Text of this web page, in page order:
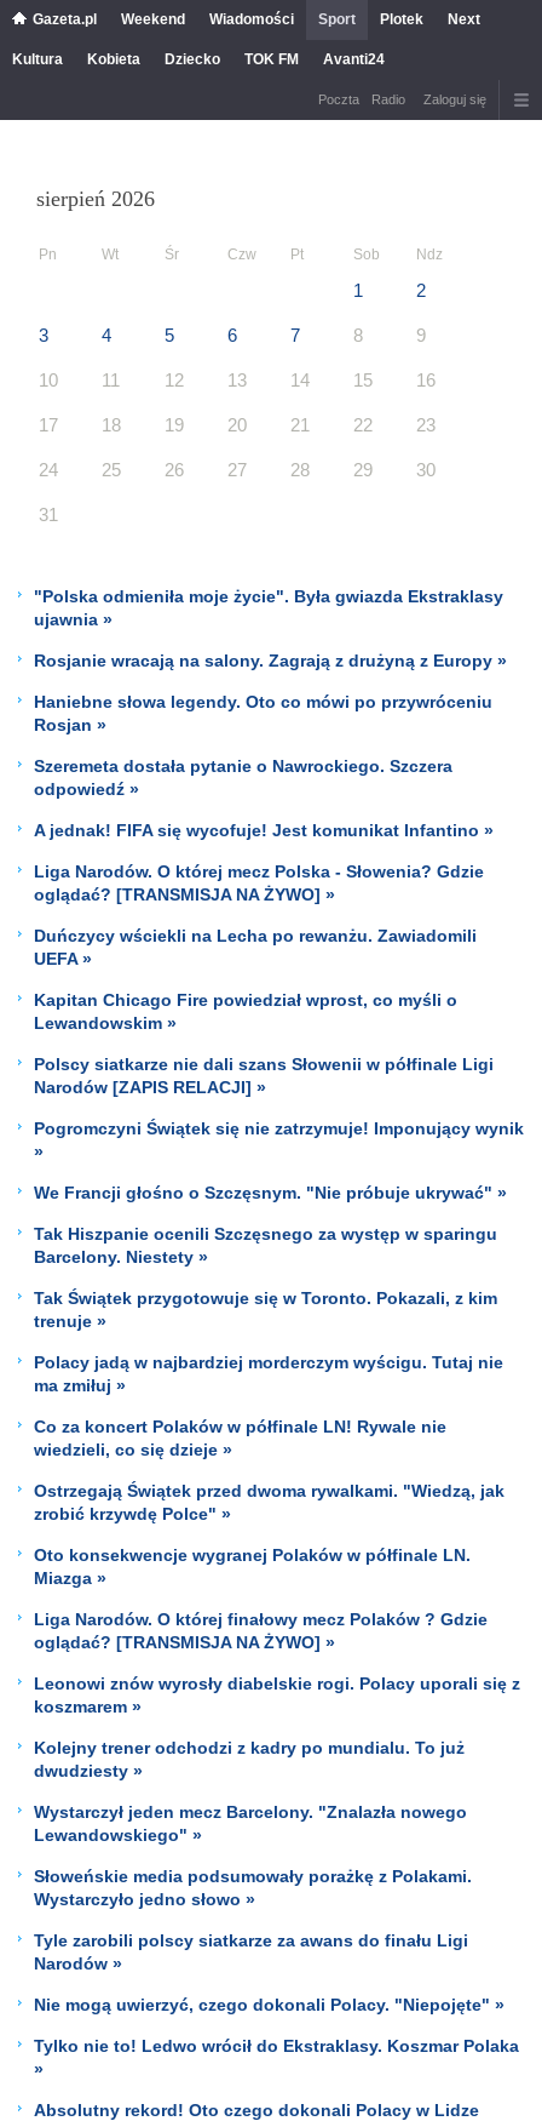
Gazeta.pl Weekend Wiadomości Sport Plotek Next
Kultura Kobieta Dziecko TOK FM Avanti24
Poczta Radio Zaloguj się
sierpień 2026
Pn Wt Śr Czw Pt Sob Ndz
1 2
3 4 5 6 7 8 9
10 11 12 13 14 15 16
17 18 19 20 21 22 23
24 25 26 27 28 29 30
31
"Polska odmieniła moje życie". Była gwiazda Ekstraklasy
ujawnia »
Rosjanie wracają na salony. Zagrają z drużyną z Europy »
Haniebne słowa legendy. Oto co mówi po przywróceniu
Rosjan »
Szeremeta dostała pytanie o Nawrockiego. Szczera
odpowiedź »
A jednak! FIFA się wycofuje! Jest komunikat Infantino »
Liga Narodów. O której mecz Polska - Słowenia? Gdzie
oglądać? [TRANSMISJA NA ŻYWO] »
Duńczycy wściekli na Lecha po rewanżu. Zawiadomili
UEFA »
Kapitan Chicago Fire powiedział wprost, co myśli o
Lewandowskim »
Polscy siatkarze nie dali szans Słowenii w półfinale Ligi
Narodów [ZAPIS RELACJI] »
Pogromczyni Świątek się nie zatrzymuje! Imponujący wynik
»
We Francji głośno o Szczęsnym. "Nie próbuje ukrywać" »
Tak Hiszpanie ocenili Szczęsnego za występ w sparingu
Barcelony. Niestety »
Tak Świątek przygotowuje się w Toronto. Pokazali, z kim
trenuje »
Polacy jadą w najbardziej morderczym wyścigu. Tutaj nie
ma zmiłuj »
Co za koncert Polaków w półfinale LN! Rywale nie
wiedzieli, co się dzieje »
Ostrzegają Świątek przed dwoma rywalkami. "Wiedzą, jak
zrobić krzywdę Polce" »
Oto konsekwencje wygranej Polaków w półfinale LN.
Miazga »
Liga Narodów. O której finałowy mecz Polaków ? Gdzie
oglądać? [TRANSMISJA NA ŻYWO] »
Leonowi znów wyrosły diabelskie rogi. Polacy uporali się z
koszmarem »
Kolejny trener odchodzi z kadry po mundialu. To już
dwudziesty »
Wystarczył jeden mecz Barcelony. "Znalazła nowego
Lewandowskiego" »
Słoweńskie media podsumowały porażkę z Polakami.
Wystarczyło jedno słowo »
Tyle zarobili polscy siatkarze za awans do finału Ligi
Narodów »
Nie mogą uwierzyć, czego dokonali Polacy. "Niepojęte" »
Tylko nie to! Ledwo wrócił do Ekstraklasy. Koszmar Polaka
»
Absolutny rekord! Oto czego dokonali Polacy w Lidze